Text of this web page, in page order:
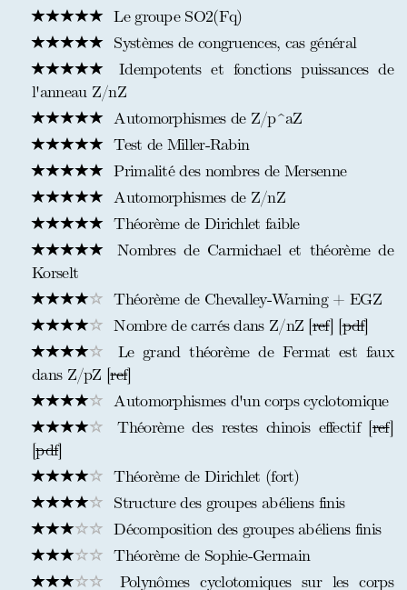
Le groupe SO2(Fq)
Systèmes de congruences, cas général
Idempotents et fonctions puissances de
l'anneau Z/nZ
Automorphismes de Z/p^aZ
Test de Miller-Rabin
Primalité des nombres de Mersenne
Automorphismes de Z/nZ
Théorème de Dirichlet faible
Nombres de Carmichael et théorème de
Korselt
Théorème de Chevalley-Warning + EGZ
Nombre de carrés dans Z/nZ [ref] [pdf]
Le grand théorème de Fermat est faux
dans Z/pZ [ref]
Automorphismes d'un corps cyclotomique
Théorème des restes chinois effectif [ref]
[pdf]
Théorème de Dirichlet (fort)
Structure des groupes abéliens finis
Décomposition des groupes abéliens finis
Théorème de Sophie-Germain
Polynômes cyclotomiques sur les corps